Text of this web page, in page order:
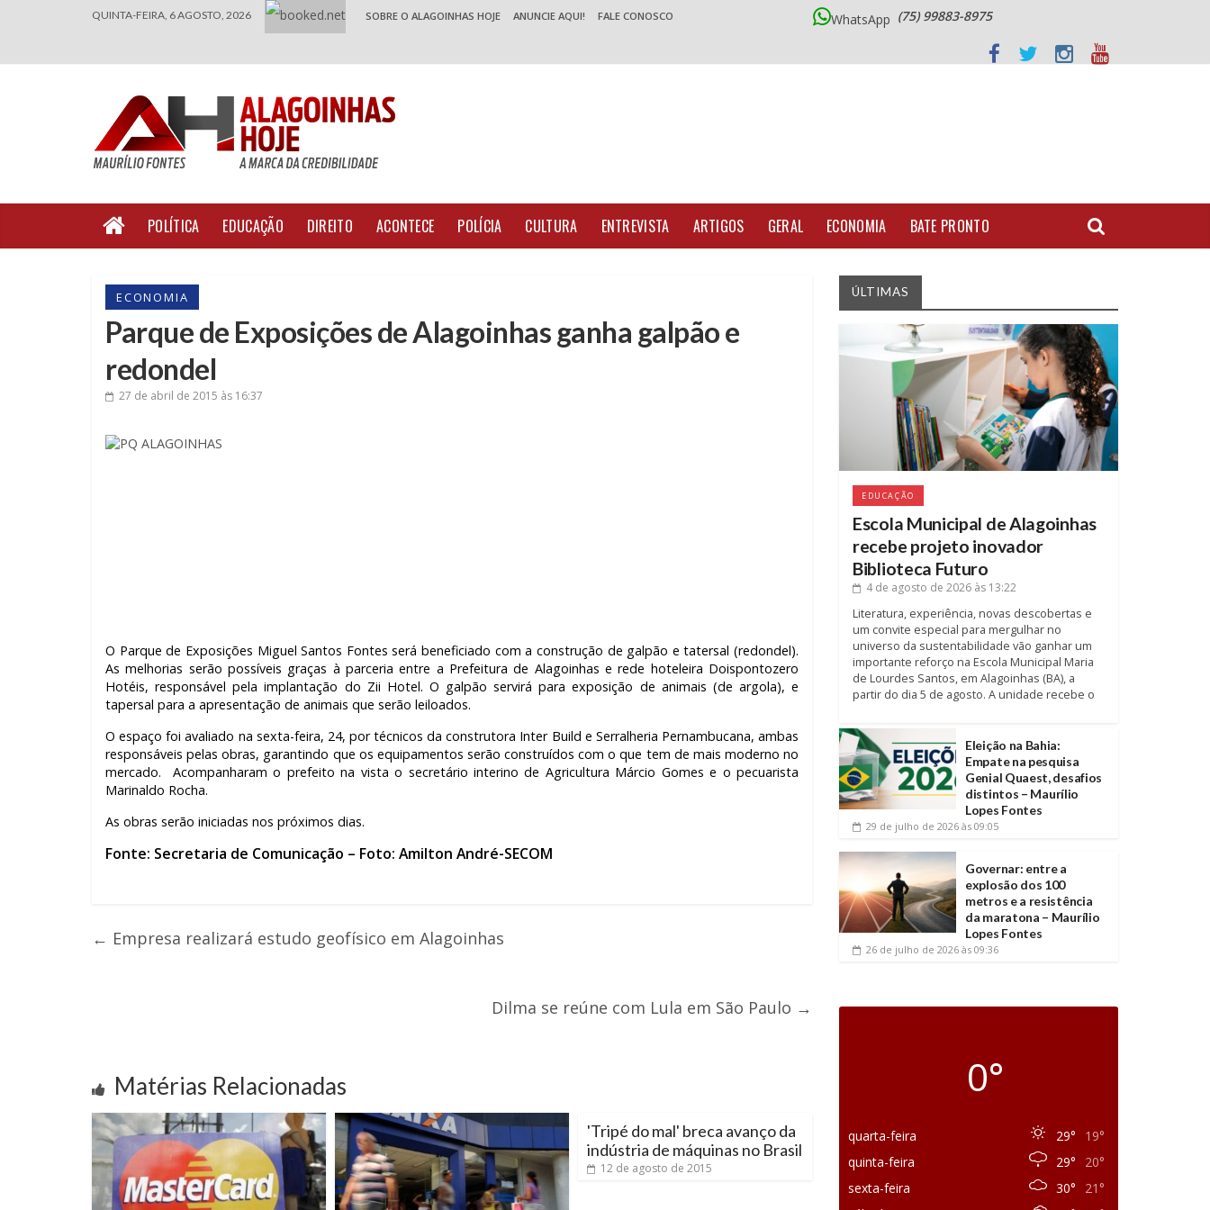
QUINTA-FEIRA, 6 AGOSTO, 2026 SOBRE O ALAGOINHAS HOJE ANUNCIE AQUI! FALE CONOSCO WhatsApp (75) 99883-8975
POLÍTICA EDUCAÇÃO DIREITO ACONTECE POLÍCIA CULTURA ENTREVISTA ARTIGOS GERAL ECONOMIA BATE PRONTO
ECONOMIA
Parque de Exposições de Alagoinhas ganha galpão e
redondel
27 de abril de 2015 às 16:37
O Parque de Exposições Miguel Santos Fontes será beneficiado com a construção de galpão e tatersal (redondel).
As melhorias serão possíveis graças à parceria entre a Prefeitura de Alagoinhas e rede hoteleira Doispontozero
Hotéis, responsável pela implantação do Zii Hotel. O galpão servirá para exposição de animais (de argola), e
tapersal para a apresentação de animais que serão leiloados.
O espaço foi avaliado na sexta-feira, 24, por técnicos da construtora Inter Build e Serralheria Pernambucana, ambas
responsáveis pelas obras, garantindo que os equipamentos serão construídos com o que tem de mais moderno no
mercado. Acompanharam o prefeito na vista o secretário interino de Agricultura Márcio Gomes e o pecuarista
Marinaldo Rocha.
As obras serão iniciadas nos próximos dias.
Fonte: Secretaria de Comunicação – Foto: Amilton André-SECOM
← Empresa realizará estudo geofísico em Alagoinhas
Dilma se reúne com Lula em São Paulo →
Matérias Relacionadas
'Tripé do mal' breca avanço da
indústria de máquinas no Brasil
12 de agosto de 2015
ÚLTIMAS
EDUCAÇÃO
Escola Municipal de Alagoinhas
recebe projeto inovador
Biblioteca Futuro
4 de agosto de 2026 às 13:22
Literatura, experiência, novas descobertas e
um convite especial para mergulhar no
universo da sustentabilidade vão ganhar um
importante reforço na Escola Municipal Maria
de Lourdes Santos, em Alagoinhas (BA), a
partir do dia 5 de agosto. A unidade recebe o
Eleição na Bahia:
Empate na pesquisa
Genial Quaest, desafios
distintos – Maurílio
Lopes Fontes
29 de julho de 2026 às 09:05
Governar: entre a
explosão dos 100
metros e a resistência
da maratona – Maurílio
Lopes Fontes
26 de julho de 2026 às 09:36
0°
quarta-feira 29°
19°
quinta-feira
29°
20°
sexta-feira
30°
21°